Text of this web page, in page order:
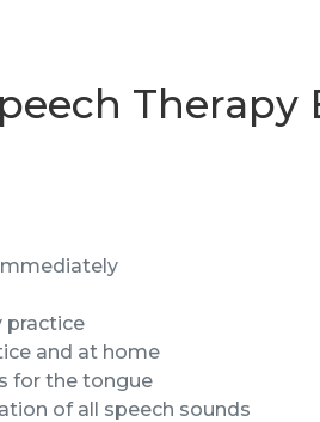
Therapy
practice
and at home
for the tongue
of all speech sounds